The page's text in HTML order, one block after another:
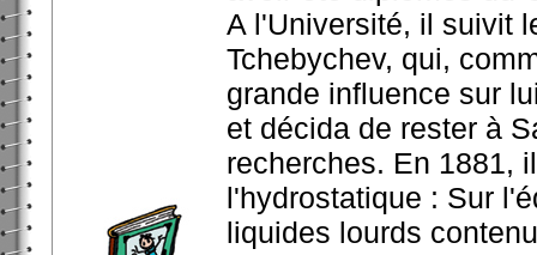
A l'Université, il suivit
Tchebychev, qui,
grande influence sur
et décida de rester à
recherches. En 1881,
l'hydrostatique : Sur
liquides lourds